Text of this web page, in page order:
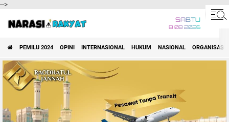
-->
SABTU
8 08 2026
PEMILU 2024 OPINI INTERNASIONAL HUKUM NASIONAL ORGANISASI